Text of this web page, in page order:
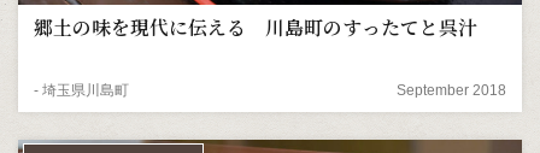
郷土の味を現代に伝える 川島町のすったてと呉汁
- 埼玉県川島町 September 2018